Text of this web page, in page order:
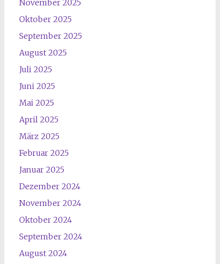
November 2025
Oktober 2025
September 2025
August 2025
Juli 2025
Juni 2025
Mai 2025
April 2025
März 2025
Februar 2025
Januar 2025
Dezember 2024
November 2024
Oktober 2024
September 2024
August 2024